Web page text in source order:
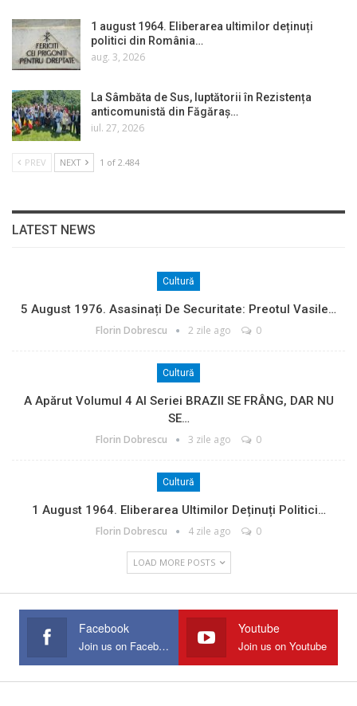
1 august 1964. Eliberarea ultimilor deținuți
politici din România…
aug. 3, 2026
La Sâmbăta de Sus, luptătorii în Rezistența
anticomunistă din Făgăraș…
iul. 27, 2026
PREV NEXT 1 of 2.484
LATEST NEWS
Cultură
5 August 1976. Asasinați De Securitate: Preotul Vasile…
Florin Dobrescu 2 zile ago 0
Cultură
A Apărut Volumul 4 Al Seriei BRAZII SE FRÂNG, DAR NU
SE…
Florin Dobrescu 3 zile ago 0
Cultură
1 August 1964. Eliberarea Ultimilor Deținuți Politici…
Florin Dobrescu 4 zile ago 0
LOAD MORE POSTS
Facebook
Join us on Facebook
Youtube
Join us on Youtube